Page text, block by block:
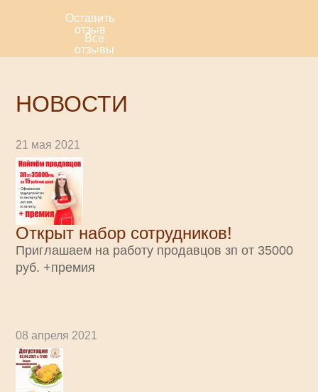
Оставить
отзыв
Все
отзывы
НОВОСТИ
21 мая 2021
Открыт набор сотрудников!
Приглашаем на работу продавцов зп от 35000
руб. +премия
08 апреля 2021